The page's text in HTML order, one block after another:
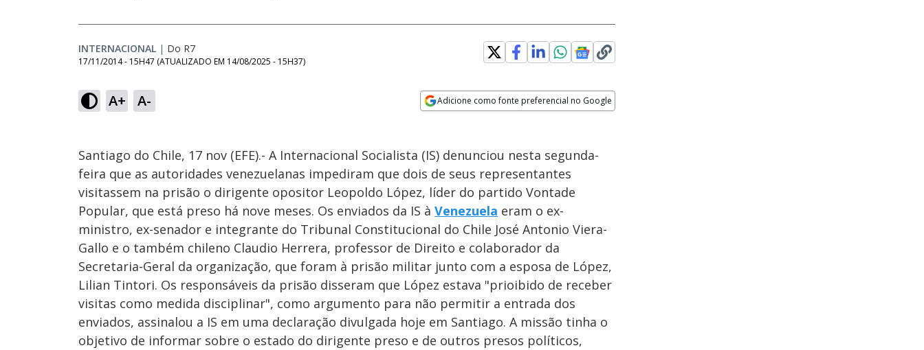
INTERNACIONAL | Do R7
17/11/2014 - 15H47 (ATUALIZADO EM 14/08/2025 - 15H37)
A+ A- Adicione como fonte preferencial no Google
Santiago do Chile, 17 nov (EFE).- A Internacional Socialista (IS) denunciou nesta segunda-
feira que as autoridades venezuelanas impediram que dois de seus representantes
visitassem na prisão o dirigente opositor Leopoldo López, líder do partido Vontade
Popular, que está preso há nove meses. Os enviados da IS à Venezuela eram o ex-
ministro, ex-senador e integrante do Tribunal Constitucional do Chile José Antonio Viera-
Gallo e o também chileno Claudio Herrera, professor de Direito e colaborador da
Secretaria-Geral da organização, que foram à prisão militar junto com a esposa de López,
Lilian Tintori. Os responsáveis da prisão disseram que López estava "prioibido de receber
visitas como medida disciplinar", como argumento para não permitir a entrada dos
enviados, assinalou a IS em uma declaração divulgada hoje em Santiago. A missão tinha o
objetivo de informar sobre o estado do dirigente preso e de outros presos políticos,